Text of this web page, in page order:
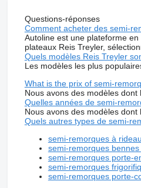
Questions-réponses
Comment acheter des semi-
Autoline est une plateforme
plateaux Reis Treyler,
Quels modèles Reis Treyler
Les modèles les plus
What is the prix of semi-
Nous avons des modèles dont
Quelles années de semi-
Nous avons des modèles
Quels autres types de semi-
semi-remorques à
semi-remorques bennes
semi-remorques porte-
semi-remorques
semi-remorques porte-